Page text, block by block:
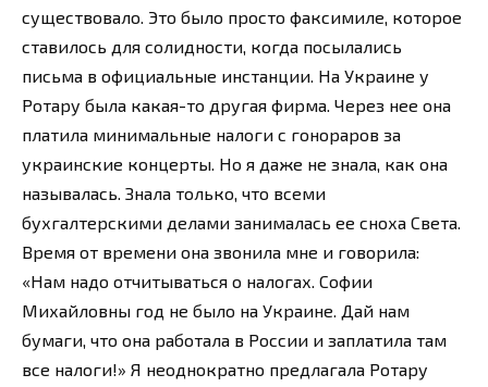
существовало. Это было просто факсимиле, которое
ставилось для солидности, когда посылались
письма в официальные инстанции. На Украине у
Ротару была какая-то другая фирма. Через нее она
платила минимальные налоги с гонораров за
украинские концерты. Но я даже не знала, как она
называлась. Знала только, что всеми
бухгалтерскими делами занималась ее сноха Света.
Время от времени она звонила мне и говорила:
«Нам надо отчитываться о налогах. Софии
Михайловны год не было на Украине. Дай нам
бумаги, что она работала в России и заплатила там
все налоги!» Я неоднократно предлагала Ротару